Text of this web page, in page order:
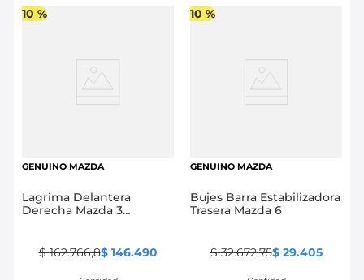
10 %
GENUINO MAZDA
Lagrima Delantera
Derecha Mazda 3
$ 162.766,8$ 146.490
10 %
GENUINO MAZDA
Bujes Barra Estabilizadora
Trasera Mazda 6
$ 32.672,75$ 29.405